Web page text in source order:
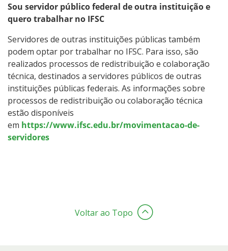
Sou servidor público federal de outra instituição e
quero trabalhar no IFSC
Servidores de outras instituições públicas também
podem optar por trabalhar no IFSC. Para isso, são
realizados processos de redistribuição e colaboração
técnica, destinados a servidores públicos de outras
instituições públicas federais. As informações sobre
processos de redistribuição ou colaboração técnica
estão disponíveis
em https://www.ifsc.edu.br/movimentacao-de-
servidores
Voltar ao Topo